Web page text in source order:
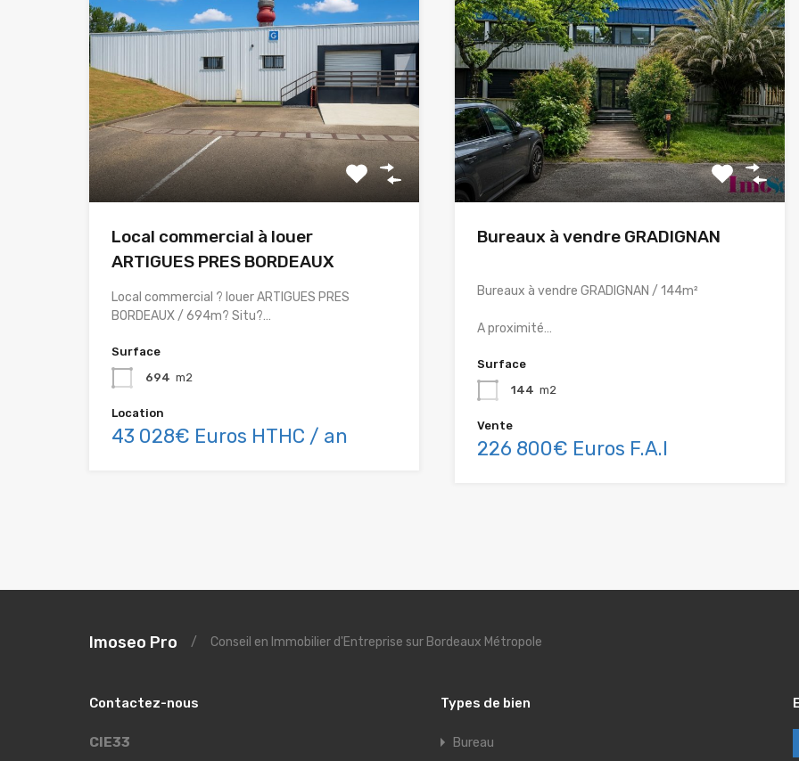
Local commercial à louer
ARTIGUES PRES BORDEAUX
Local commercial ? louer ARTIGUES PRES
BORDEAUX / 694m? Situ?…
Surface
694 m2
Location
43 028€ Euros HTHC / an
Bureaux à vendre GRADIGNAN
Bureaux à vendre GRADIGNAN / 144m²
A proximité…
Surface
144 m2
Vente
226 800€ Euros F.A.I
Imoseo Pro / Conseil en Immobilier d'Entreprise sur Bordeaux Métropole
Contactez-nous
CIE33
Types de bien
Bureau